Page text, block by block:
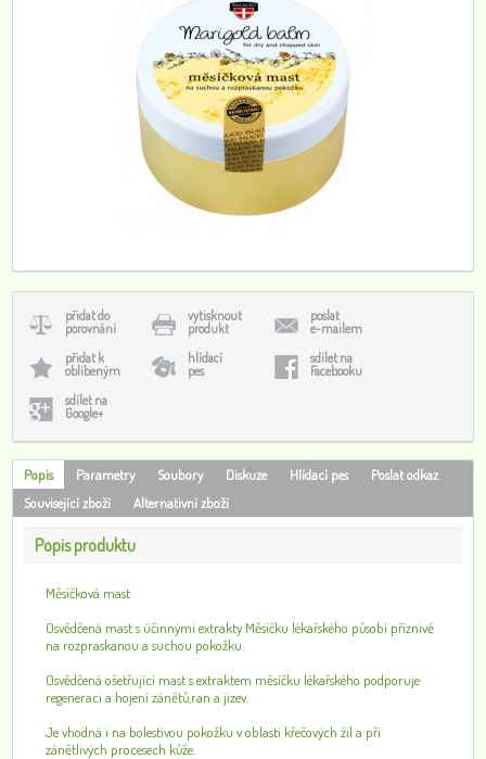
přidat do
porovnání
vytisknout
produkt
poslat
e-mailem
přidat k
oblíbeným
hlídací
pes
sdílet na
Facebooku
sdílet na
Google+
Popis Parametry Soubory Diskuze Hlídací pes
Poslat odkaz
Související zboží
Alternativní zboží
Popis produktu
Měsíčková mast
Osvědčená mast s účinnými extrakty Měsíčku lékařského působí příznivě
na rozpraskanou a suchou pokožku.
Osvědčená ošetřující mast s extraktem měsíčku lékařského podporuje
regeneraci a hojení zánětů,ran a jizev.
Je vhodná i na bolestivou pokožku v oblasti křečových žil a při
zánětlivých procesech kůže.